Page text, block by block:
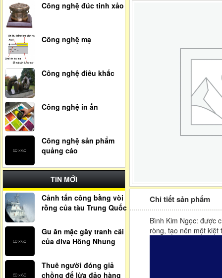
Công nghệ đúc tinh xảo
Công nghệ mạ
Công nghệ điêu khắc
Công nghệ in ấn
Công nghệ sản phẩm
quảng cáo
TIN MỚI
Cảnh tấn công bằng vòi
rồng của tàu Trung Quốc
Gu ăn mặc gây tranh cãi
của diva Hồng Nhung
Thuê người đóng giả
chồng để lừa đảo hàng
Chi tiết sản phẩm
Bình Kim Ngọc: được
ròng, tạo nên một kiệt